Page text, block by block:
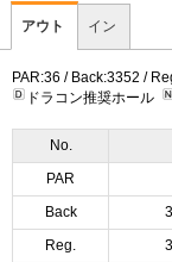
アウト イン
PAR:36 / Back:3352 /
ドラコン推奨ホール
No.
PAR
Back
Reg.